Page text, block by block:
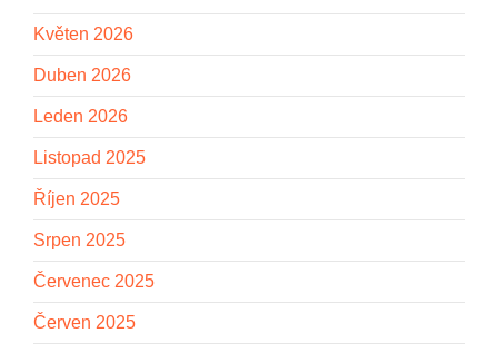
Květen 2026
Duben 2026
Leden 2026
Listopad 2025
Říjen 2025
Srpen 2025
Červenec 2025
Červen 2025